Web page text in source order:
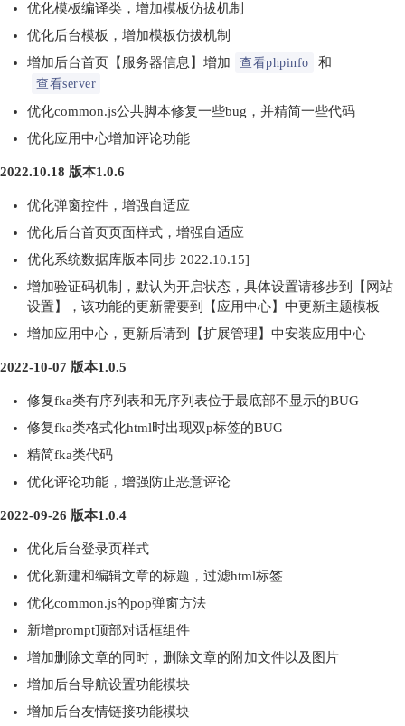
优化模板编译类，增加模板仿拔机制
优化后台模板，增加模板仿拔机制
增加后台首页【服务器信息】增加
查看phpinfo 和
查看server
优化common.js公共脚本修复一些bug，并精简一些代码
优化应用中心增加评论功能
2022.10.18 版本1.0.6
优化弹窗控件，增强自适应
优化后台首页页面样式，增强自适应
优化系统数据库版本同步 2022.10.15]
增加验证码机制，默认为开启状态，具体设置请移步到【网站
设置】，该功能的更新需要到【应用中心】中更新主题模板
增加应用中心，更新后请到【扩展管理】中安装应用中心
2022-10-07 版本1.0.5
修复fka类有序列表和无序列表位于最底部不显示的BUG
修复fka类格式化html时出现双p标签的BUG
精简fka类代码
优化评论功能，增强防止恶意评论
2022-09-26 版本1.0.4
优化后台登录页样式
优化新建和编辑文章的标题，过滤html标签
优化common.js的pop弹窗方法
新增prompt顶部对话框组件
增加删除文章的同时，删除文章的附加文件以及图片
增加后台导航设置功能模块
增加后台友情链接功能模块